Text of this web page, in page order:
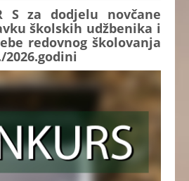
za dodjelu novčane
školskih udžbenika i
redovnog školovanja
2026.godini